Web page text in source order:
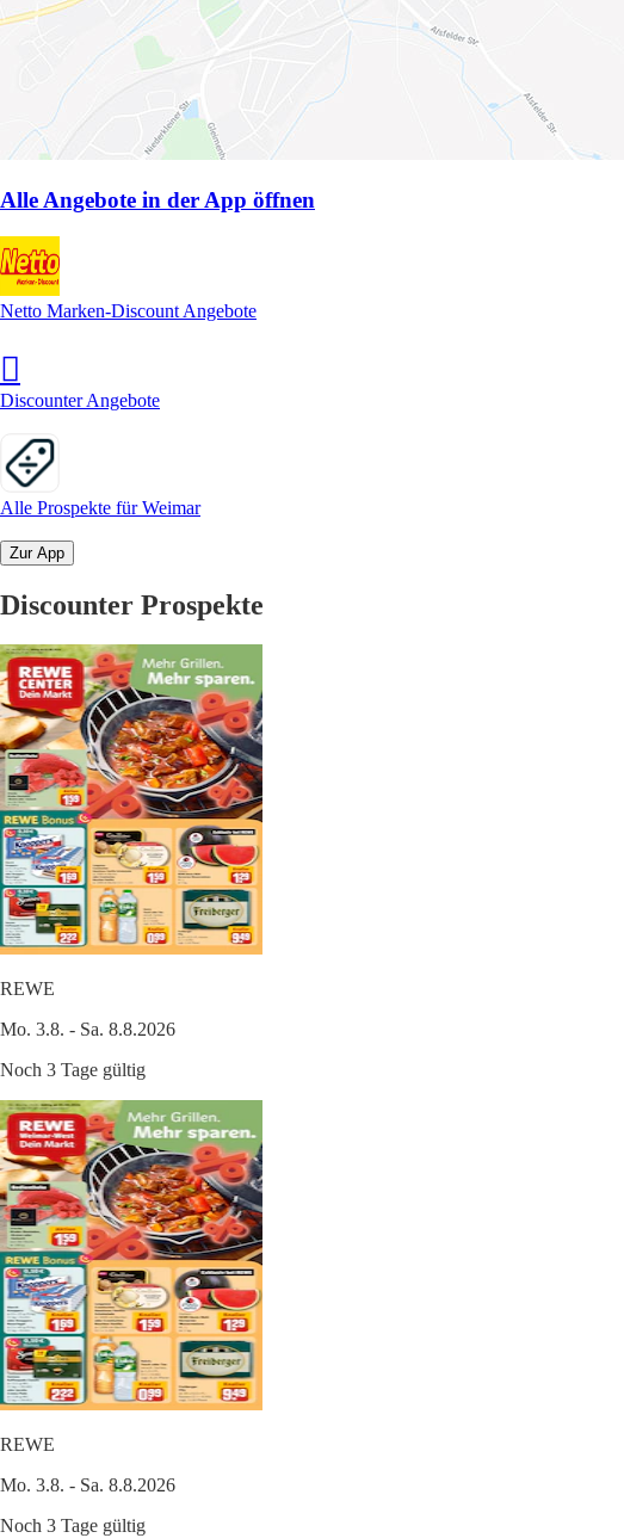
Alle Angebote in der App öffnen
Netto Marken-Discount Angebote
Discounter Angebote
Alle Prospekte für Weimar
Zur App
Discounter Prospekte
REWE
Mo. 3.8. - Sa. 8.8.2026
Noch 3 Tage gültig
REWE
Mo. 3.8. - Sa. 8.8.2026
Noch 3 Tage gültig